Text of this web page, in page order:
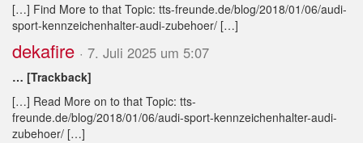
[…] Find More to that Topic: tts-freunde.de/blog/2018/01/06/audi-
sport-kennzeichenhalter-audi-zubehoer/ […]
dekafire · 7. Juli 2025 um 5:07
… [Trackback]
[…] Read More on to that Topic: tts-
freunde.de/blog/2018/01/06/audi-sport-kennzeichenhalter-audi-
zubehoer/ […]